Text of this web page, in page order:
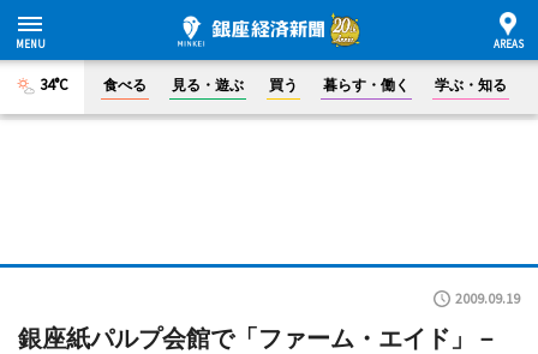
34°C 食べる 見る・遊ぶ 買う 暮らす・働く 学ぶ・知る
2009.09.19
銀座紙パルプ会館で「ファーム・エイド」－